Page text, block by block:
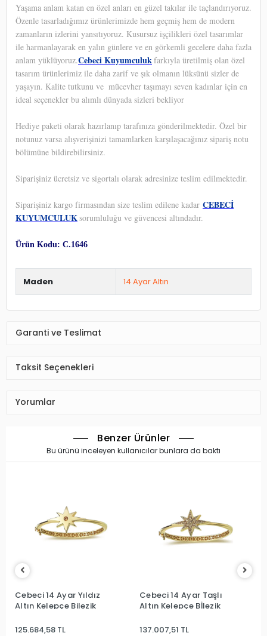
Yaşama anlam katan en özel anları en güzel takılar ile taçlandırıyoruz.
Özenle tasarladığımız ürünlerimizde hem geçmiş hem de modern
zamanların izlerini yansıtıyoruz. Kusursuz işçilikleri özel tasarımlar
ile harmanlayarak en yalın günlere ve en görkemli gecelere daha fazla
anlam yüklüyoruz.Cebeci Kuyumculukfarkıyla üretilmiş olan özel
tasarım ürünlerimiz ile daha zarif ve şık olmanın lüksünü sizler de
yaşayın. Kalite tutkunu ve mücevher taşımayı seven kadınlar için en
ideal seçenekler bu alımlı dünyada sizleri bekliyor
Hediye paketi olarak hazırlanıp tarafınıza gönderilmektedir. Özel bir
notunuz varsa alışverişinizi tamamlarken karşılaşacağınız sipariş notu
bölümüne bildirebilirsiniz.
Siparişiniz ücretsiz ve sigortalı olarak adresinize teslim edilmektedir.
Siparişiniz kargo firmasından size teslim edilene kadar CEBECİ
KUYUMCULUKsorumluluğu ve güvencesi altındadır.
Ürün Kodu: C.1646
Maden 14 Ayar Altın
Garanti ve Teslimat
Taksit Seçenekleri
Yorumlar
Benzer Ürünler
Bu ürünü inceleyen kullanıcılar bunlara da baktı
Cebeci 14 Ayar Yıldız
Altın Kelepçe Bilezik
125.684,58 TL
Cebeci 14 Ayar Taşlı
Altın Kelepçe Bİlezik
137.007,51 TL